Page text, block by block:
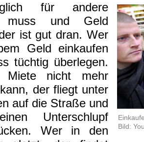
Bild:
für andere
muss und Geld
ist gut dran. Wer
Geld einkaufen
tüchtig überlegen.
nicht mehr
der fliegt unter
auf die Straße und
Unterschlupf
Wer in den